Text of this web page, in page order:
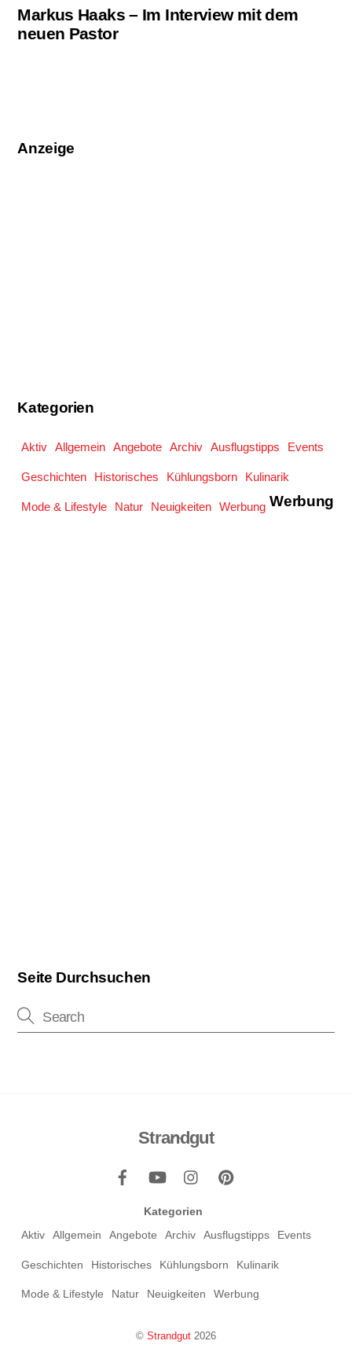
Markus Haaks – Im Interview mit dem
neuen Pastor
Anzeige
Kategorien
Aktiv Allgemein Angebote Archiv Ausflugstipps Events
Geschichten Historisches Kühlungsborn Kulinarik
Mode & Lifestyle Natur Neuigkeiten Werbung Werbung
Seite Durchsuchen
Back
Top
Strandgut
Kategorien
Aktiv
Allgemein Angebote Archiv Ausflugstipps Events
Geschichten Historisches Kühlungsborn Kulinarik
Mode & Lifestyle Natur Neuigkeiten Werbung
© Strandgut 2026